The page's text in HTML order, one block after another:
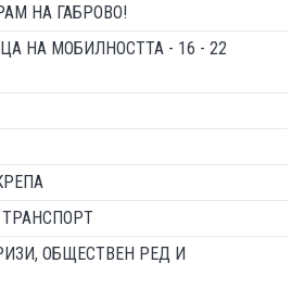
НА ГАБРОВО!
НА МОБИЛНОСТТА - 16 - 22
ОБЩЕСТВЕН РЕД И